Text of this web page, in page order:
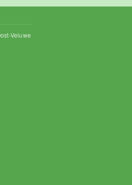
Veluwe